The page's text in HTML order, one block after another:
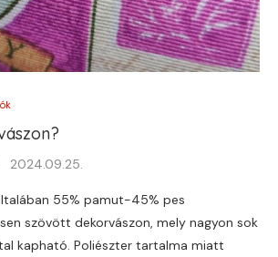
2024.09.25.
55% pamut-45% pes
szövött dekorvászon, mely nagyon sok
kapható. Poliészter tartalma miatt